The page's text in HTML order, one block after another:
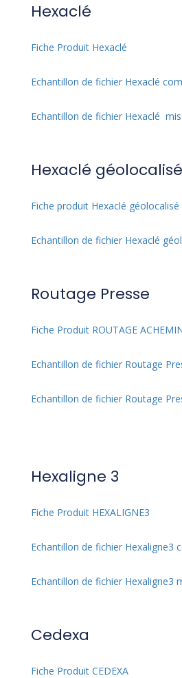
Hexaclé
Fiche Produit Hexaclé
Echantillon de fichier Hexaclé
Echantillon de fichier Hexaclé
Hexaclé géolocalisé
Fiche produit Hexaclé géolocalisé
Echantillon de fichier Hexaclé
Routage Presse
Fiche Produit ROUTAGE
Echantillon de fichier Routage
Echantillon de fichier Routage
Hexaligne 3
Fiche Produit HEXALIGNE3
Echantillon de fichier Hexaligne3
Echantillon de fichier Hexaligne3
Cedexa
Fiche Produit CEDEXA